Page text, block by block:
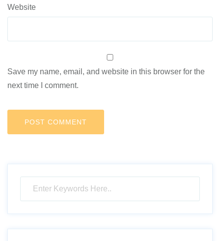
Website
Save my name, email, and website in this browser for the
next time I comment.